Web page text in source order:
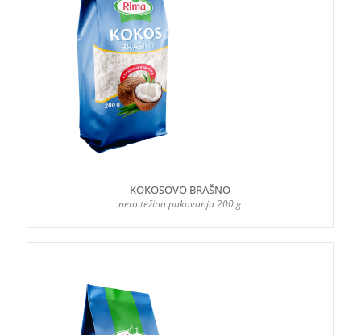
KOKOSOVO BRAŠNO
neto težina pakovanja 200 g